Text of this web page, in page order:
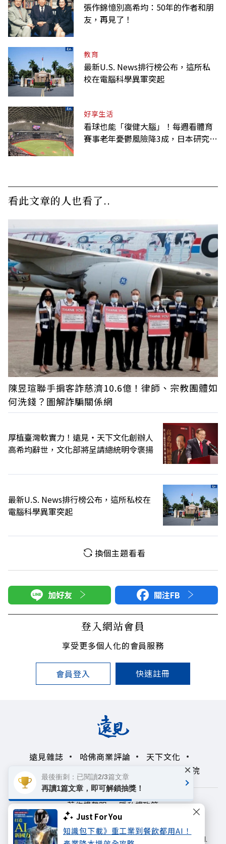
Just For You
知識包下載》重工業到餐飲都用AI！
張作錦憶別高希均：50年的作者和朋
友，再見了！
教育
最新U.S. News排行榜公布，這所私
校在電腦科學異軍突起
好享生活
看球也能「復健大腦」！每週看體育
賽事老年憂鬱風險降3成，日本研究：
看此文章的人也看了..
陳昱瑄聯手掮客詐慈濟10.6億！律師、宗教團體如
何洗錢？圖解詐騙關係網
厚植臺灣軟實力！遠見‧天下文化創辦人
高希均辭世，文化部將呈請總統明令褒揚
最新U.S. News排行榜公布，這所私校在
電腦科學異軍突起
換個主題看看
加好友 關注FB
登入網站會員
享受更多個人化的會員服務
會員登入 快速註冊
遠見雜誌 哈佛商業評論
天下文化
未來親子學習平台
50+ 領導影響力學院
著作權聲明
隱私權政策
Copyright© 1999~2026
遠見天下文化出版股份有限公司. All rights reserved.
最後衝刺：已閱讀2/3篇文章
再讀1篇文章，即可解鎖抽獎！
×